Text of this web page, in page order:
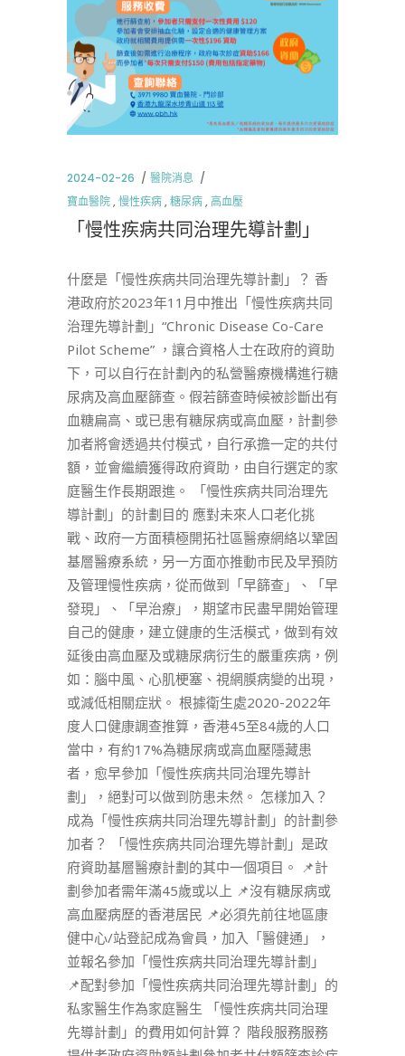
2024-02-26
醫院消息
寶血醫院,慢性疾病,糖尿病,高血壓
「慢性疾病共同治理先導計劃」
什麼是「慢性疾病共同治理先導計劃」？ 香
港政府於2023年11月中推出「慢性疾病共同
治理先導計劃」“Chronic Disease Co-Care
Pilot Scheme” ，讓合資格人士在政府的資助
下，可以自行在計劃內的私營醫療機構進行糖
尿病及高血壓篩查。假若篩查時候被診斷出有
血糖扁高、或已患有糖尿病或高血壓，計劃參
加者將會透過共付模式，自行承擔一定的共付
額，並會繼續獲得政府資助，由自行選定的家
庭醫生作長期跟進。 「慢性疾病共同治理先
導計劃」的計劃目的 應對未來人口老化挑
戰、政府一方面積極開拓社區醫療網絡以鞏固
基層醫療系統，另一方面亦推動市民及早預防
及管理慢性疾病，從而做到「早篩查」、「早
發現」、「早治療」，期望市民盡早開始管理
自己的健康，建立健康的生活模式，做到有效
延後由高血壓及或糖尿病衍生的嚴重疾病，例
如：腦中風、心肌梗塞、視網膜病變的出現，
或減低相關症狀。 根據衛生處2020-2022年
度人口健康調查推算，香港45至84歲的人口
當中，有約17%為糖尿病或高血壓隱藏患
者，愈早參加「慢性疾病共同治理先導計
劃」，絕對可以做到防患未然。 怎樣加入？
成為「慢性疾病共同治理先導計劃」的計劃參
加者？ 「慢性疾病共同治理先導計劃」是政
府資助基層醫療計劃的其中一個項目。 📌計
劃參加者需年滿45歲或以上 📌沒有糖尿病或
高血壓病歷的香港居民 📌必須先前往地區康
健中心/站登記成為會員，加入「醫健通」，
並報名參加「慢性疾病共同治理先導計劃」
📌配對參加「慢性疾病共同治理先導計劃」的
私家醫生作為家庭醫生 「慢性疾病共同治理
先導計劃」的費用如何計算？ 階段服務服務